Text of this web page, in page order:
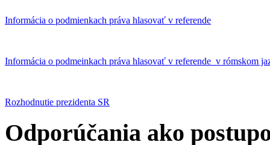
Informácia o podmienkach práva hlasovať v referende
Informácia o podmeinkach práva hlasovať v referende v rómskom
Rozhodnutie prezidenta SR
Odporúčania ako